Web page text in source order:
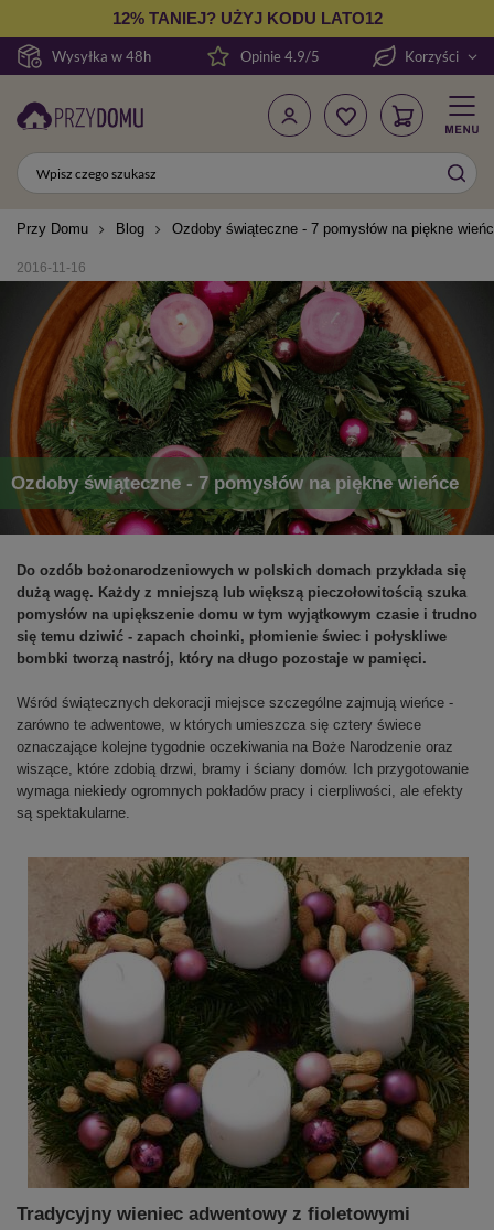
Wysyłka w 48h
12% TANIEJ? UŻYJ KODU LATO12
Opinie 4.9/5 Korzyści
Przy Domu Blog Ozdoby świąteczne - 7 pomysłów na piękne
2016-11-16
Ozdoby świąteczne - 7 pomysłów na piękne wieńce
Do ozdób bożonarodzeniowych w polskich domach przykłada się
dużą wagę. Każdy z mniejszą lub większą pieczołowitością szuka
pomysłów na upiększenie domu w tym wyjątkowym czasie i trudno
się temu dziwić - zapach choinki, płomienie świec i połyskliwe
bombki tworzą nastrój, który na długo pozostaje w pamięci.
Wśród świątecznych dekoracji miejsce szczególne zajmują wieńce -
zarówno te adwentowe, w których umieszcza się cztery świece
oznaczające kolejne tygodnie oczekiwania na Boże Narodzenie oraz
wiszące, które zdobią drzwi, bramy i ściany domów. Ich przygotowanie
wymaga niekiedy ogromnych pokładów pracy i cierpliwości, ale efekty
są spektakularne.
Tradycyjny wieniec adwentowy z fioletowymi